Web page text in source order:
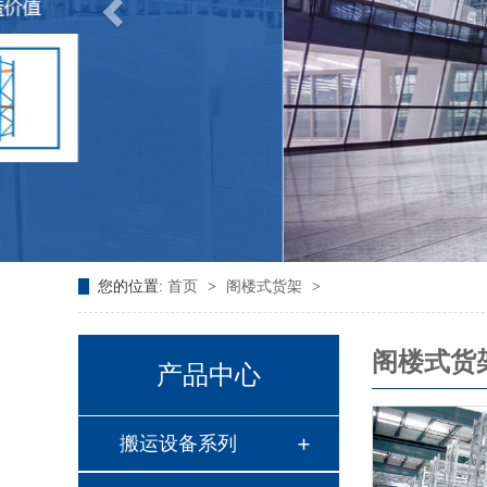
您的位置: 首页 > 阁楼式货架 >
产品中心
搬运设备系列
阁楼式货